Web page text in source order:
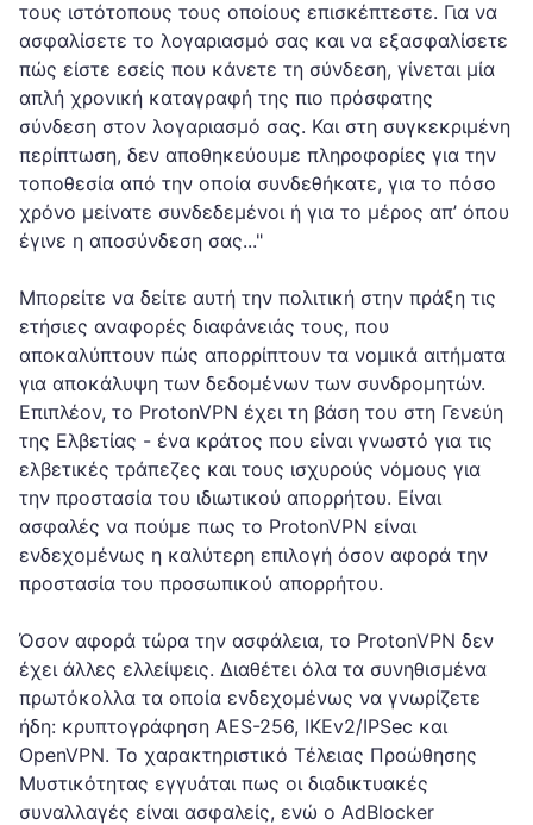
τους ιστότοπους τους οποίους επισκέπτεστε. Για να
ασφαλίσετε το λογαριασμό σας και να εξασφαλίσετε
πώς είστε εσείς που κάνετε τη σύνδεση, γίνεται μία
απλή χρονική καταγραφή της πιο πρόσφατης
σύνδεση στον λογαριασμό σας. Και στη συγκεκριμένη
περίπτωση, δεν αποθηκεύουμε πληροφορίες για την
τοποθεσία από την οποία συνδεθήκατε, για το πόσο
χρόνο μείνατε συνδεδεμένοι ή για το μέρος απ’ όπου
έγινε η αποσύνδεση σας..."
Μπορείτε να δείτε αυτή την πολιτική στην πράξη τις
ετήσιες αναφορές διαφάνειάς τους, που
αποκαλύπτουν πώς απορρίπτουν τα νομικά αιτήματα
για αποκάλυψη των δεδομένων των συνδρομητών.
Επιπλέον, το ProtonVPN έχει τη βάση του στη Γενεύη
της Ελβετίας - ένα κράτος που είναι γνωστό για τις
ελβετικές τράπεζες και τους ισχυρούς νόμους για
την προστασία του ιδιωτικού απορρήτου. Είναι
ασφαλές να πούμε πως το ProtonVPN είναι
ενδεχομένως η καλύτερη επιλογή όσον αφορά την
προστασία του προσωπικού απορρήτου.
Όσον αφορά τώρα την ασφάλεια, το ProtonVPN δεν
έχει άλλες ελλείψεις. Διαθέτει όλα τα συνηθισμένα
πρωτόκολλα τα οποία ενδεχομένως να γνωρίζετε
ήδη: κρυπτογράφηση AES-256, IKEv2/IPSec και
OpenVPN. Το χαρακτηριστικό Τέλειας Προώθησης
Μυστικότητας εγγυάται πως οι διαδικτυακές
συναλλαγές είναι ασφαλείς, ενώ ο AdBlocker